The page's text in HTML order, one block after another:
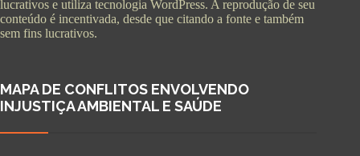
lucrativos e utiliza tecnologia WordPress. A reprodução de seu
conteúdo é incentivada, desde que citando a fonte e também
sem fins lucrativos.
MAPA DE CONFLITOS ENVOLVENDO
INJUSTIÇA AMBIENTAL E SAÚDE